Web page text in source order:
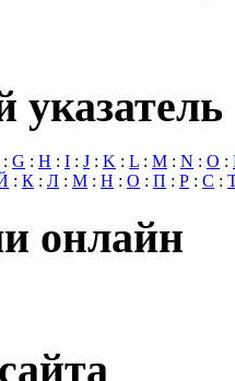
: G : H : I : J : K : L : M : N : O :
: К : Л : М : Н : О : П : Р : С :
онлайн